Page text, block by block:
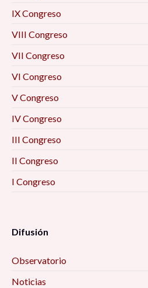
IX Congreso
VIII Congreso
VII Congreso
VI Congreso
V Congreso
IV Congreso
III Congreso
II Congreso
I Congreso
Difusión
Observatorio
Noticias